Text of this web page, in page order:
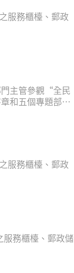
服務櫃檯、郵政
門主管參觀“全民
和五個專題部
服務櫃檯、郵政
務櫃檯、郵政儲